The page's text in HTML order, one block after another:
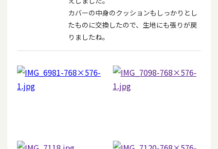
カバーの中身のクッションもしっかりとし
たものに交換したので、生地にも張りが戻
りましたね。